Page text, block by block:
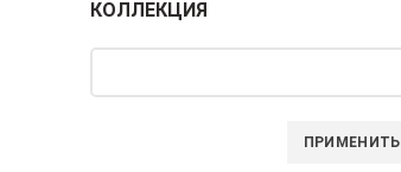
КОЛЛЕКЦИЯ
ПРИМЕНИТЬ